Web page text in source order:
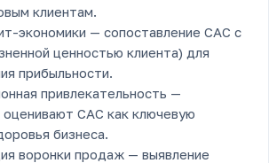
клиентам.
экономики — сопоставление CAC с
ценностью клиента) для
прибыльности.
привлекательность —
CAC как ключевую
бизнеса.
воронки продаж — выявление